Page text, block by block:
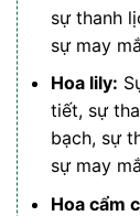
sự thanh
sự may
Hoa lily:
tiết, sự
bạch, sự
sự may
Hoa cẩm